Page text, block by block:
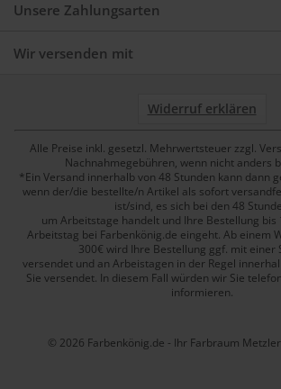
Unsere Zahlungsarten
Wir versenden mit
Widerruf erklären
Alle Preise inkl. gesetzl. Mehrwertsteuer zzgl.
Nachnahmegebühren, wenn nicht anders
*Ein Versand innerhalb von 48 Stunden kann dann
wenn der/die bestellte/n Artikel als sofort
ist/sind, es sich bei den 48
um Arbeitstage handelt und Ihre Bestellung bis
Arbeitstag bei Farbenkönig.de eingeht. Ab einem
300€ wird Ihre Bestellung ggf. mit einer
versendet und an Arbeistagen in der Regel
Sie versendet. In diesem Fall würden wir Sie
informieren.
© 2026 Farbenkönig.de - Ihr Farbraum